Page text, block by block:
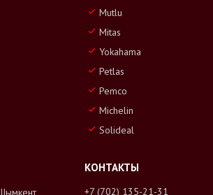
Mutlu
Mitas
Yokahama
Petlas
Pemco
Michelin
Solideal
+7 (702) 135-21-31